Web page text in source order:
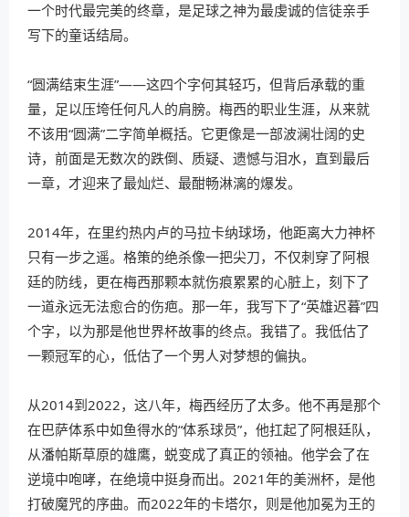
一个时代最完美的终章，是足球之神为最虔诚的信徒亲手
写下的童话结局。
“圆满结束生涯”——这四个字何其轻巧，但背后承载的重
量，足以压垮任何凡人的肩膀。梅西的职业生涯，从来就
不该用“圆满”二字简单概括。它更像是一部波澜壮阔的史
诗，前面是无数次的跌倒、质疑、遗憾与泪水，直到最后
一章，才迎来了最灿烂、最酣畅淋漓的爆发。
2014年，在里约热内卢的马拉卡纳球场，他距离大力神杯
只有一步之遥。格策的绝杀像一把尖刀，不仅刺穿了阿根
廷的防线，更在梅西那颗本就伤痕累累的心脏上，刻下了
一道永远无法愈合的伤疤。那一年，我写下了“英雄迟暮”四
个字，以为那是他世界杯故事的终点。我错了。我低估了
一颗冠军的心，低估了一个男人对梦想的偏执。
从2014到2022，这八年，梅西经历了太多。他不再是那个
在巴萨体系中如鱼得水的“体系球员”，他扛起了阿根廷队，
从潘帕斯草原的雄鹰，蜕变成了真正的领袖。他学会了在
逆境中咆哮，在绝境中挺身而出。2021年的美洲杯，是他
打破魔咒的序曲。而2022年的卡塔尔，则是他加冕为王的